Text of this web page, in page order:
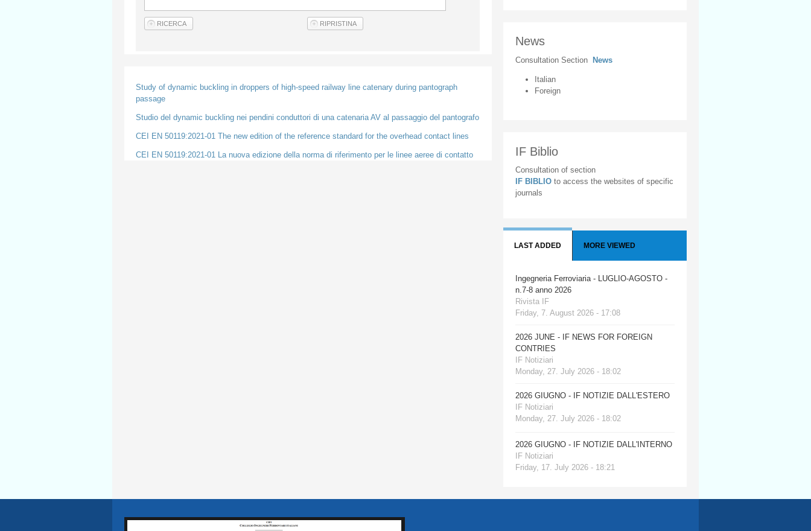
Study of dynamic buckling in droppers of high-speed railway line catenary during pantograph
passage
Studio del dynamic buckling nei pendini conduttori di una catenaria AV al passaggio del pantografo
CEI EN 50119:2021-01 The new edition of the reference standard for the overhead contact lines
CEI EN 50119:2021-01 La nuova edizione della norma di riferimento per le linee aeree di contatto
News
Consultation Section News
Italian
Foreign
IF Biblio
Consultation of section
IF BIBLIO to access the websites of specific
journals
LAST ADDED MORE VIEWED
Ingegneria Ferroviaria - LUGLIO-AGOSTO -
n.7-8 anno 2026
Rivista IF
Friday, 7. August 2026 - 17:08
2026 JUNE - IF NEWS FOR FOREIGN
CONTRIES
IF Notiziari
Monday, 27. July 2026 - 18:02
2026 GIUGNO - IF NOTIZIE DALL'ESTERO
IF Notiziari
Monday, 27. July 2026 - 18:02
2026 GIUGNO - IF NOTIZIE DALL'INTERNO
IF Notiziari
Friday, 17. July 2026 - 18:21